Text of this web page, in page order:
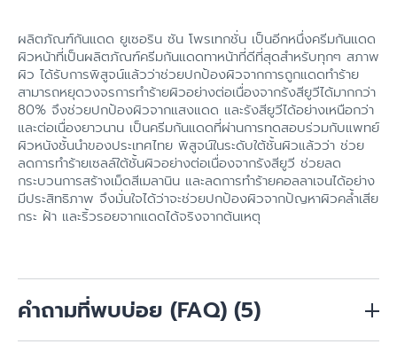
ผลิตภัณฑ์กันแดด ยูเซอริน ซัน โพรเทกชั่น เป็นอีกหนึ่งครีมกันแดด
ผิวหน้าที่เป็นผลิตภัณฑ์ครีมกันแดดทาหน้าที่ดีที่สุดสำหรับทุกๆ สภาพ
ผิว ได้รับการพิสูจน์แล้วว่าช่วยปกป้องผิวจากการถูกแดดทำร้าย
สามารถหยุดวงจรการทำร้ายผิวอย่างต่อเนื่องจากรังสียูวีได้มากกว่า
80% จึงช่วยปกป้องผิวจากแสงแดด และรังสียูวีได้อย่างเหนือกว่า
และต่อเนื่องยาวนาน เป็นครีมกันแดดที่ผ่านการทดสอบร่วมกับแพทย์
ผิวหนังชั้นนำของประเทศไทย พิสูจน์ในระดับใต้ชั้นผิวแล้วว่า ช่วย
ลดการทำร้ายเซลล์ใต้ชั้นผิวอย่างต่อเนื่องจากรังสียูวี ช่วยลด
กระบวนการสร้างเม็ดสีเมลานิน และลดการทำร้ายคอลลาเจนได้อย่าง
มีประสิทธิภาพ จึงมั่นใจได้ว่าจะช่วยปกป้องผิวจากปัญหาผิวคล้ำเสีย
กระ ฝ้า และริ้วรอยจากแดดได้จริงจากต้นเหตุ
คำถามที่พบบ่อย (FAQ) (5)